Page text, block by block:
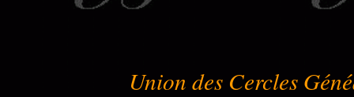
Union des Cercles